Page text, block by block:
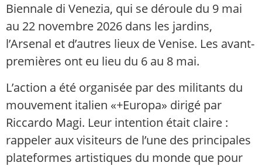
Biennale di Venezia, qui se déroule du 9 mai
au 22 novembre 2026 dans les jardins,
l’Arsenal et d’autres lieux de Venise. Les avant-
premières ont eu lieu du 6 au 8 mai.
L’action a été organisée par des militants du
mouvement italien «+Europa» dirigé par
Riccardo Magi. Leur intention était claire :
rappeler aux visiteurs de l’une des principales
plateformes artistiques du monde que pour